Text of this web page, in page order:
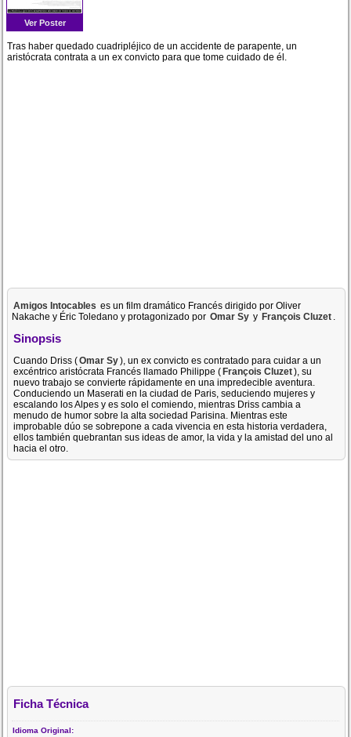
Ver Poster
Tras haber quedado cuadripléjico de un accidente de parapente, un
aristócrata contrata a un ex convicto para que tome cuidado de él.
Amigos Intocables es un film dramático Francés dirigido por Oliver
Nakache y Éric Toledano y protagonizado por Omar Sy y François Cluzet .
Sinopsis
Cuando Driss (Omar Sy), un ex convicto es contratado para cuidar a un
excéntrico aristócrata Francés llamado Philippe (François Cluzet), su
nuevo trabajo se convierte rápidamente en una impredecible aventura.
Conduciendo un Maserati en la ciudad de Paris, seduciendo mujeres y
escalando los Alpes y es solo el comiendo, mientras Driss cambia a
menudo de humor sobre la alta sociedad Parisina. Mientras este
improbable dúo se sobrepone a cada vivencia en esta historia verdadera,
ellos también quebrantan sus ideas de amor, la vida y la amistad del uno al
hacia el otro.
Ficha Técnica
Idioma Original: